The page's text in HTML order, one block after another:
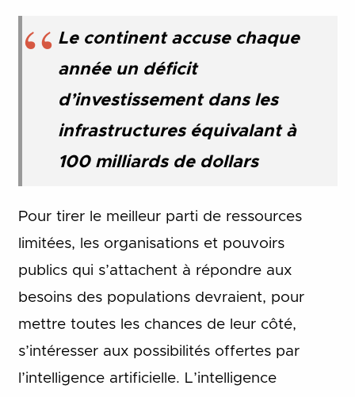
Le continent accuse chaque
année un déficit
d’investissement dans les
infrastructures équivalant à
100 milliards de dollars
Pour tirer le meilleur parti de ressources
limitées, les organisations et pouvoirs
publics qui s’attachent à répondre aux
besoins des populations devraient, pour
mettre toutes les chances de leur côté,
s’intéresser aux possibilités offertes par
l’intelligence artificielle. L’intelligence